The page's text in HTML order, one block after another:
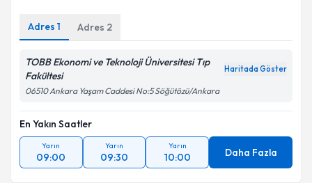
Kişisel verilerimin işlenmesine ilişkin
'ni okudum ve kişisel verilerimin belirtilen
kapsamda işlenmesini kabul ediyorum.
Takvim Talebini Gönder
Adres 1 Adres 2
TOBB Ekonomi ve Teknoloji Üniversitesi Tıp
Fakültesi
Haritada Göster
06510 Ankara Yaşam Caddesi No:5 Söğütözü/Ankara
En Yakın Saatler
Yarın
09:00
Yarın
09:30
Yarın
10:00 Daha Fazla